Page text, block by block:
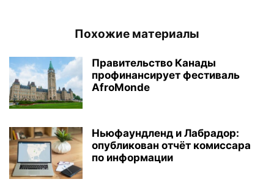
Похожие материалы
Правительство Канады
профинансирует фестиваль
AfroMonde
Ньюфаундленд и Лабрадор:
опубликован отчёт комиссара
по информации